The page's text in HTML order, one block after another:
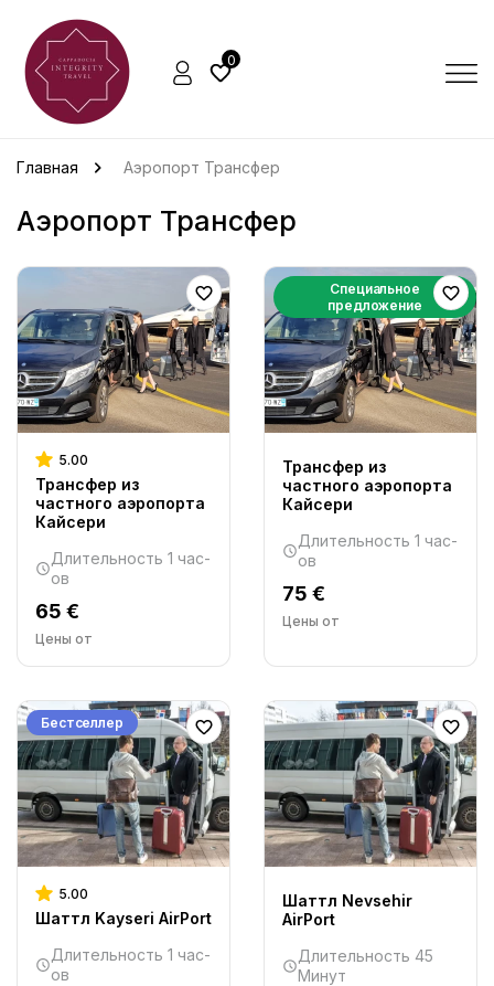
0
Главная Аэропорт Трансфер
Аэропорт Трансфер
5.00
Трансфер из
частного аэропорта
Кайсери
Длительность 1 час-
ов
65 €
Цены от
Специальное
предложение
Трансфер из
частного аэропорта
Кайсери
Длительность 1 час-
ов
75 €
Цены от
Бестселлер
5.00
Шаттл Kayseri AirPort
Длительность 1 час-
ов
Шаттл Nevsehir
AirPort
Длительность 45
Минут